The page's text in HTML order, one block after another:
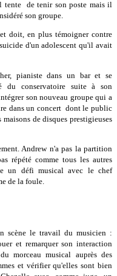
tente de tenir son poste mais il
son groupe.
doit, en plus témoigner contre
d'un adolescent qu'il avait
pianiste dans un bar et se
du conservatoire suite à son
son nouveau groupe qui a
dans un concert dont le public
de disques prestigieuses
Andrew n'a pas la partition
répété comme tous les autres
un défi musical avec le chef
de la foule.
scène le travail du musicien :
et remarquer son interaction
morceau musical auprès des
et vérifier qu'elles sont bien